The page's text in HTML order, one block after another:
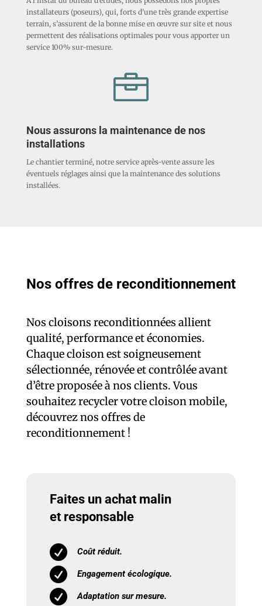
installateurs (poseurs), qui, forts d’une très grande expertise
terrain, s’assurent de la bonne mise en œuvre sur site et nous
permettent des réalisations optimales pour vous apporter un
service 100% sur-mesure.

Nous assurons la maintenance de nos
installations
Le chantier terminé, notre service après-vente assure les
éventuels réglages ainsi que la maintenance des solutions
installées.
Nos offres de reconditionnement
Nos cloisons reconditionnées allient
qualité, performance et économies.
Chaque cloison est soigneusement
sélectionnée, rénovée et contrôlée avant
d’être proposée à nos clients. Vous
souhaitez recycler votre cloison mobile,
découvrez nos offres de
reconditionnement !
Faites un achat malin
et responsable
 Coût réduit.
 Engagement écologique.
 Adaptation sur mesure.